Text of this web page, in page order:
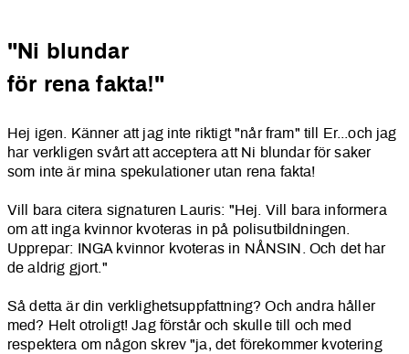
"Ni blundar
för rena fakta!"
Hej igen. Känner att jag inte riktigt "når fram" till Er...och jag
har verkligen svårt att acceptera att Ni blundar för saker
som inte är mina spekulationer utan rena fakta!
Vill bara citera signaturen Lauris: "Hej. Vill bara informera
om att inga kvinnor kvoteras in på polisutbildningen.
Upprepar: INGA kvinnor kvoteras in NÅNSIN. Och det har
de aldrig gjort."
Så detta är din verklighetsuppfattning? Och andra håller
med? Helt otroligt! Jag förstår och skulle till och med
respektera om någon skrev "ja, det förekommer kvotering